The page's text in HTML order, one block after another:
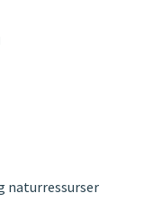
naturressurser